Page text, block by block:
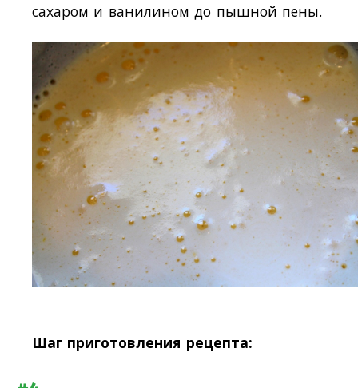
сахаром и ванилином до пышной пены.
Шаг приготовления рецепта: